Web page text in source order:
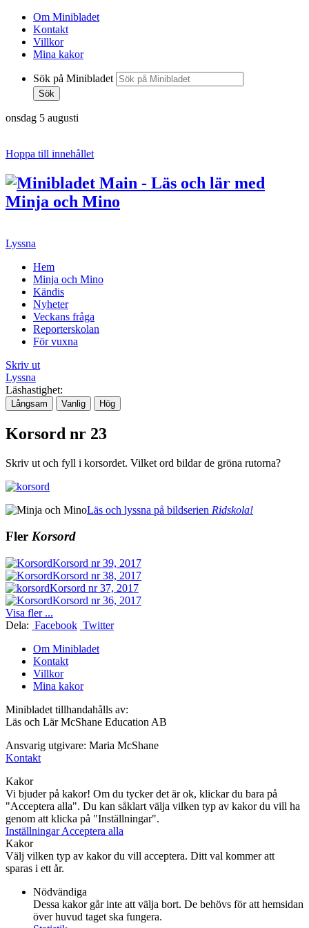
Om Minibladet
Kontakt
Villkor
Mina kakor
Sök på Minibladet
Sök
onsdag 5 augusti
Hoppa till innehållet
Lyssna
Hem
Minja och Mino
Kändis
Nyheter
Veckans fråga
Reporterskolan
För vuxna
Skriv ut
Lyssna
Läshastighet:
Långsam Vanlig Hög
Korsord nr 23
Skriv ut och fyll i korsordet. Vilket ord bildar de gröna rutorna?
Läs och lyssna på bildserien Ridskola!
Fler Korsord
Korsord nr 39, 2017
Korsord nr 38, 2017
Korsord nr 37, 2017
Korsord nr 36, 2017
Visa fler ...
Dela: Facebook Twitter
Om Minibladet
Kontakt
Villkor
Mina kakor
Minibladet tillhandahålls av:
Läs och Lär McShane Education AB
Ansvarig utgivare: Maria McShane
Kontakt
Kakor
Vi bjuder på kakor! Om du tycker det är ok, klickar du bara på
"Acceptera alla". Du kan såklart välja vilken typ av kakor du vill ha
genom att klicka på "Inställningar".
InställningarAcceptera alla
Kakor
Välj vilken typ av kakor du vill acceptera. Ditt val kommer att
sparas i ett år.
Nödvändiga
Dessa kakor går inte att välja bort. De behövs för att hemsidan
över huvud taget ska fungera.